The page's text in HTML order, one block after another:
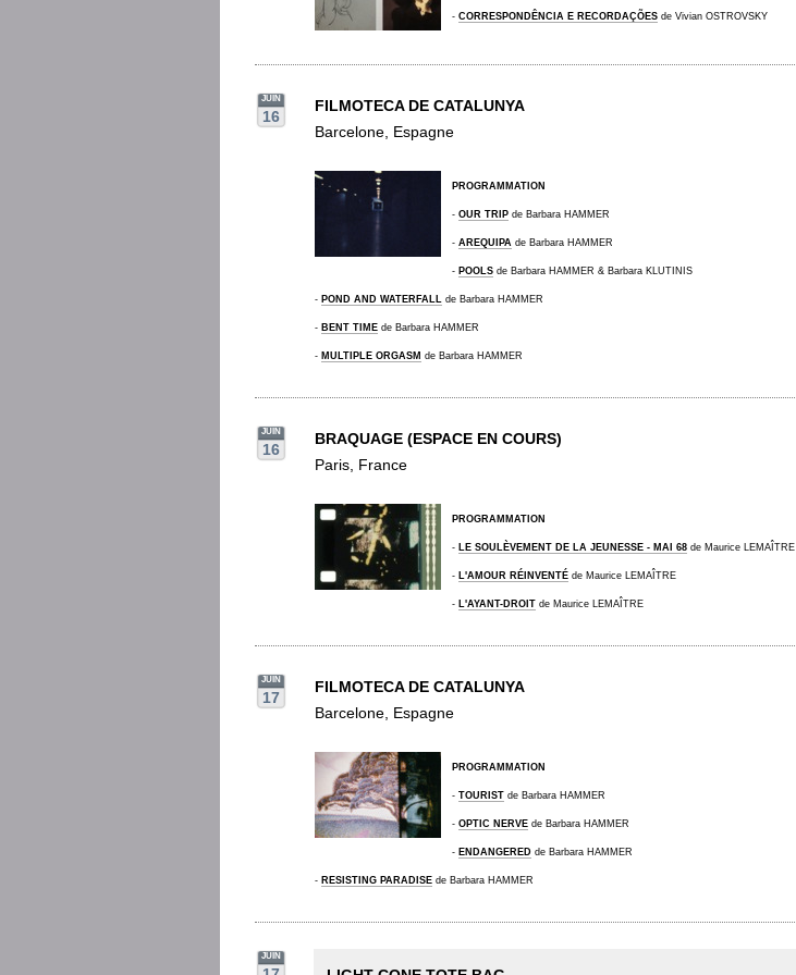
- CORRESPONDÊNCIA E RECORDAÇÕES de Vivian OSTROVSKY
JUIN
16
FILMOTECA DE CATALUNYA
Barcelone, Espagne
PROGRAMMATION
- OUR TRIP de Barbara HAMMER
- AREQUIPA de Barbara HAMMER
- POOLS de Barbara HAMMER & Barbara KLUTINIS
- POND AND WATERFALL de Barbara HAMMER
- BENT TIME de Barbara HAMMER
- MULTIPLE ORGASM de Barbara HAMMER
JUIN
16
BRAQUAGE (ESPACE EN COURS)
Paris, France
PROGRAMMATION
- LE SOULÈVEMENT DE LA JEUNESSE - MAI 68 de Maurice LEMAÎTRE
- L'AMOUR RÉINVENTÉ de Maurice LEMAÎTRE
- L'AYANT-DROIT de Maurice LEMAÎTRE
JUIN
17
FILMOTECA DE CATALUNYA
Barcelone, Espagne
PROGRAMMATION
- TOURIST de Barbara HAMMER
- OPTIC NERVE de Barbara HAMMER
- ENDANGERED de Barbara HAMMER
- RESISTING PARADISE de Barbara HAMMER
JUIN